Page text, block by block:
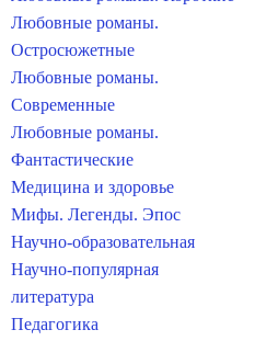
Любовные романы.
Остросюжетные
Любовные романы.
Современные
Любовные романы.
Фантастические
Медицина и здоровье
Мифы. Легенды. Эпос
Научно-образовательная
Научно-популярная
литература
Педагогика